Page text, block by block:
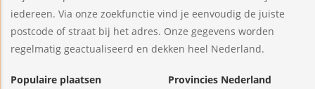
iedereen. Via onze zoekfunctie vind je eenvoudig de juiste
postcode of straat bij het adres. Onze gegevens worden
regelmatig geactualiseerd en dekken heel Nederland.
Populaire plaatsen
Provincies Nederland